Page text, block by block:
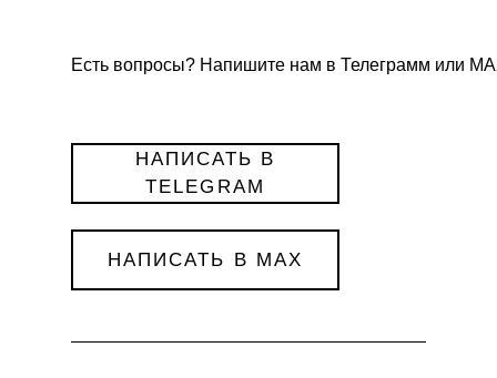
Есть вопросы? Напишите нам в Телеграмм или
НАПИСАТЬ В MAX
НАПИСАТЬ В
TELEGRAM